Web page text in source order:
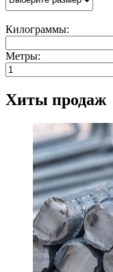
Килограммы:
Метры:
Хиты продаж